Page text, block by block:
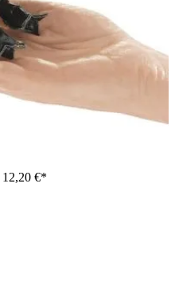
12,20 €*